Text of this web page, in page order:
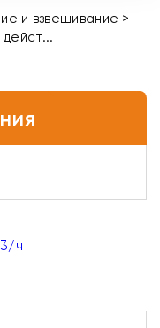
и взвешивание >
ч